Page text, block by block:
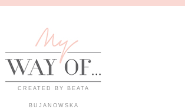
CREATED BY BEATA
BUJANOWSKA